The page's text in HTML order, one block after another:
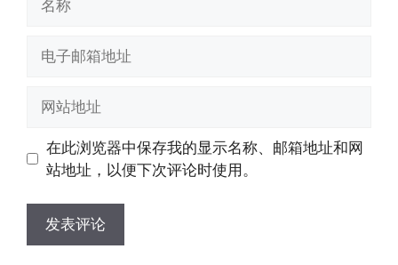
址
址
在此浏览器中保存我的显示名称、邮箱地址和网
站地址，以便下次评论时使用。